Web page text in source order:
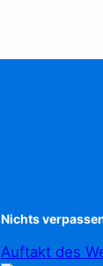
Nichts
Auftakt des